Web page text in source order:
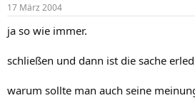
17 März 2004
ja so wie immer.
schließen und dann ist die sache
warum sollte man auch seine